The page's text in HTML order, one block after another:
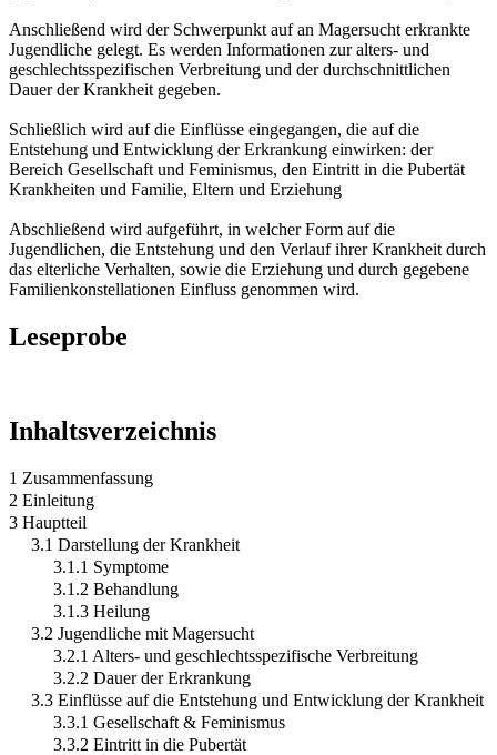
Anschließend wird der Schwerpunkt auf an Magersucht erkrankte
Jugendliche gelegt. Es werden Informationen zur alters- und
geschlechtsspezifischen Verbreitung und der durchschnittlichen
Dauer der Krankheit gegeben.
Schließlich wird auf die Einflüsse eingegangen, die auf die
Entstehung und Entwicklung der Erkrankung einwirken: der
Bereich Gesellschaft und Feminismus, den Eintritt in die Pubertät
Krankheiten und Familie, Eltern und Erziehung
Abschließend wird aufgeführt, in welcher Form auf die
Jugendlichen, die Entstehung und den Verlauf ihrer Krankheit durch
das elterliche Verhalten, sowie die Erziehung und durch gegebene
Familienkonstellationen Einfluss genommen wird.
Leseprobe
Inhaltsverzeichnis
1 Zusammenfassung
2 Einleitung
3 Hauptteil
3.1 Darstellung der Krankheit
3.1.1 Symptome
3.1.2 Behandlung
3.1.3 Heilung
3.2 Jugendliche mit Magersucht
3.2.1 Alters- und geschlechtsspezifische Verbreitung
3.2.2 Dauer der Erkrankung
3.3 Einflüsse auf die Entstehung und Entwicklung der Krankheit
3.3.1 Gesellschaft & Feminismus
3.3.2 Eintritt in die Pubertät